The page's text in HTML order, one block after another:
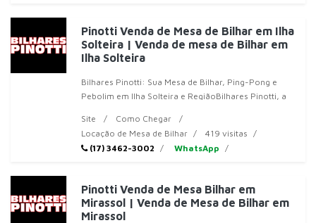
Pinotti Venda de Mesa de Bilhar em Ilha
Solteira | Venda de mesa de Bilhar em
Ilha Solteira
Bilhares Pinotti: Sua Mesa de Bilhar, Ping-Pong e
Pebolim em Ilha Solteira e RegiãoBilhares Pinotti, a
Site
Como Chegar
Locação de Mesa de Bilhar
419 visitas
(17) 3462-3002
WhatsApp
Pinotti Venda de Mesa Bilhar em
Mirassol | Venda de Mesa de Bilhar em
Mirassol